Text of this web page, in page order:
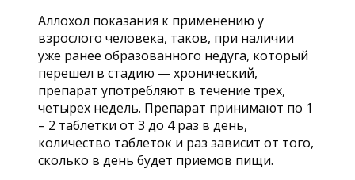
Аллохол показания к применению у
взрослого человека, таков, при наличии
уже ранее образованного недуга, который
перешел в стадию — хронический,
препарат употребляют в течение трех,
четырех недель. Препарат принимают по 1
– 2 таблетки от 3 до 4 раз в день,
количество таблеток и раз зависит от того,
сколько в день будет приемов пищи.